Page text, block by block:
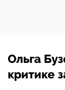
Ольга
критике